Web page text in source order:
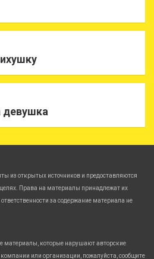
девушка
из открытых источников и предоставляются
Права на материалы принадлежат их
за содержание материала не
материалы, которые нарушают авторские
или организации, пожалуйста, сообщите